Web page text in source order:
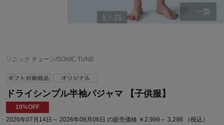
1 / 21
一覧
ソニック チューン/SONIC TUNE
ドライシンプル半袖パジャマ 【子供服】
10%OFF
2026年07月14日～ 2026年08月06日 の販売価格 ￥2,999～ 3,298 （税込）